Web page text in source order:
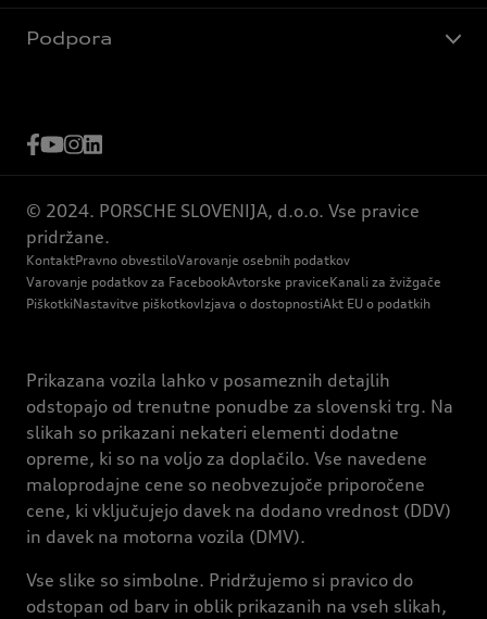
Podpora
© 2024. PORSCHE SLOVENIJA, d.o.o. Vse pravice
pridržane.
KontaktPravno obvestiloVarovanje osebnih podatkov
Varovanje podatkov za FacebookAvtorske praviceKanali za žvižgače
PiškotkiNastavitve piškotkovIzjava o dostopnostiAkt EU o podatkih
Prikazana vozila lahko v posameznih detajlih
odstopajo od trenutne ponudbe za slovenski trg. Na
slikah so prikazani nekateri elementi dodatne
opreme, ki so na voljo za doplačilo. Vse navedene
maloprodajne cene so neobvezujoče priporočene
cene, ki vključujejo davek na dodano vrednost (DDV)
in davek na motorna vozila (DMV).
Vse slike so simbolne. Pridržujemo si pravico do
odstopan od barv in oblik prikazanih na vseh slikah,